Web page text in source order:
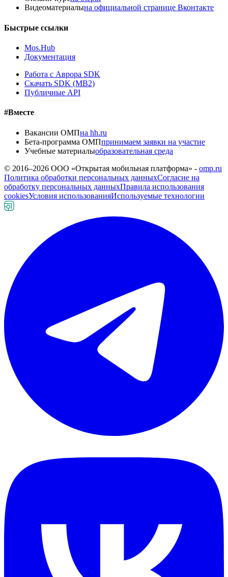
Видеоматериалына официальной странице Вконтакте
Быстрые ссылки
Mos.Hub
Документация
Работа с Аврора SDK
Скачать SDK (MB2)
Публичные API
#Вместе
Вакансии ОМПна hh.ru
Бета-программа ОМПпринимаем заявки на участие
Учебные материалыобразовательная среда
© 2016–2026 ООО «Открытая мобильная платформа» - omp.ru
Политика обработки персональных данныхСогласие на
обработку персональных данныхПравила использования
cookiesУсловия использованияИспользуемые технологии